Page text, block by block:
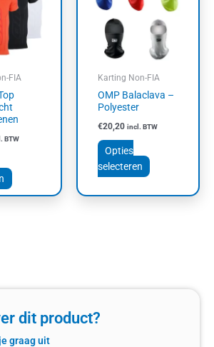
FIA
BTW
meerdere
variaties.
Deze
optie
worden
op
Karting Non-FIA
OMP Balaclava –
Polyester
€20,20 incl. BTW
Opties
selecteren
meerdere
variaties.
Deze
optie
worden
de
dit product?
graag uit